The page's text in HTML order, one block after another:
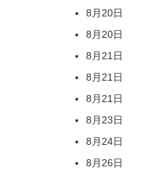
8月20日
8月20日
8月21日
8月21日
8月21日
8月23日
8月24日
8月26日